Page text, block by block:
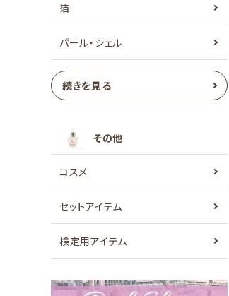
箔
パール・シェル
続きを見る
その他
コスメ
セットアイテム
検定用アイテム